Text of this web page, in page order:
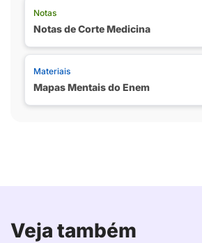
Notas
Notas de Corte Medicina
Materiais
Mapas Mentais do Enem
Veja também